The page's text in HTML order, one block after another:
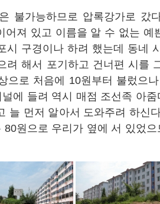
불가능하므로 압록강가로 갔
어져 있고 이름을 알 수 없는 예
시 구경이나 하려 했는데 동네
려 해서 포기하고 건너편 시를
으로 처음에 10원부터 불렀으
에 들려 역시 매점 조선족 아
늘 먼저 알아서 도와주려 하신
80원으로 우리가 옆에 서 있었